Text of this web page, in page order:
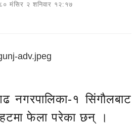
मंसिर २ शनिवार १२:१७
नगरपालिका-१ सिंगाैलबाट
फेला परेका छन् ।